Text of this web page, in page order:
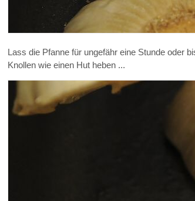
Lass die Pfanne für ungefähr eine Stunde oder
Knollen wie einen Hut heben ...